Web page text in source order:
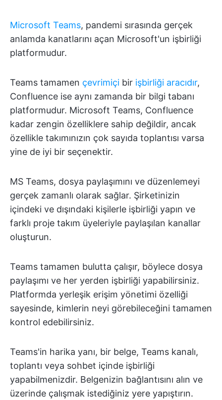
Microsoft Teams, pandemi sırasında gerçek
anlamda kanatlarını açan Microsoft'un işbirliği
platformudur.
Teams tamamen çevrimiçi bir işbirliği aracıdır,
Confluence ise aynı zamanda bir bilgi tabanı
platformudur. Microsoft Teams, Confluence
kadar zengin özelliklere sahip değildir, ancak
özellikle takımınızın çok sayıda toplantısı varsa
yine de iyi bir seçenektir.
MS Teams, dosya paylaşımını ve düzenlemeyi
gerçek zamanlı olarak sağlar. Şirketinizin
içindeki ve dışındaki kişilerle işbirliği yapın ve
farklı proje takım üyeleriyle paylaşılan kanallar
oluşturun.
Teams tamamen bulutta çalışır, böylece dosya
paylaşımı ve her yerden işbirliği yapabilirsiniz.
Platformda yerleşik erişim yönetimi özelliği
sayesinde, kimlerin neyi görebileceğini tamamen
kontrol edebilirsiniz.
Teams'in harika yanı, bir belge, Teams kanalı,
toplantı veya sohbet içinde işbirliği
yapabilmenizdir. Belgenizin bağlantısını alın ve
üzerinde çalışmak istediğiniz yere yapıştırın.